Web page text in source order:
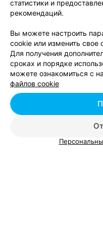
Нефролог в Гродно
статистики и
рекомендаций.
Вы можете настроить
cookie или изменить свое
Для получения
сроках и порядке
можете ознакомиться с
файлов cookie